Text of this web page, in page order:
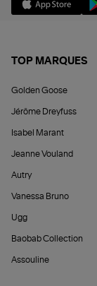
TOP MARQUES
Golden Goose
Jérôme Dreyfuss
Isabel Marant
Jeanne Vouland
Autry
Vanessa Bruno
Ugg
Baobab Collection
Assouline